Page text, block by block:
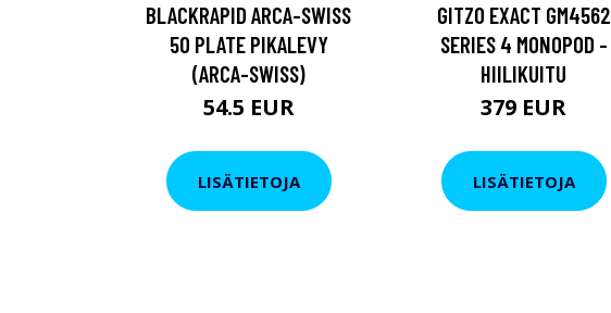
BLACKRAPID ARCA-SWISS
50 PLATE PIKALEVY
(ARCA-SWISS)
54.5 EUR
LISÄTIETOJA
GITZO EXACT GM4562
SERIES 4 MONOPOD -
HIILIKUITU
379 EUR
LISÄTIETOJA